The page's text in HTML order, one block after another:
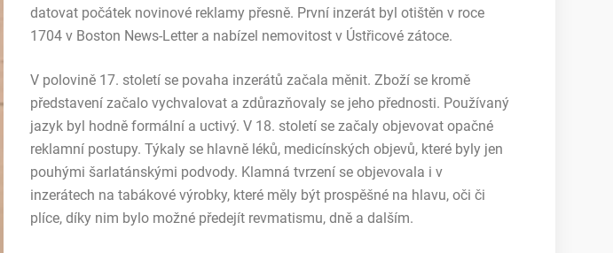
datovat počátek novinové reklamy přesně. První inzerát byl otištěn v roce
1704 v Boston News-Letter a nabízel nemovitost v Ústřicové zátoce.
V polovině 17. století se povaha inzerátů začala měnit. Zboží se kromě
představení začalo vychvalovat a zdůrazňovaly se jeho přednosti. Používaný
jazyk byl hodně formální a uctivý. V 18. století se začaly objevovat opačné
reklamní postupy. Týkaly se hlavně léků, medicínských objevů, které byly jen
pouhými šarlatánskými podvody. Klamná tvrzení se objevovala i v
inzerátech na tabákové výrobky, které měly být prospěšné na hlavu, oči či
plíce, díky nim bylo možné předejít revmatismu, dně a dalším.